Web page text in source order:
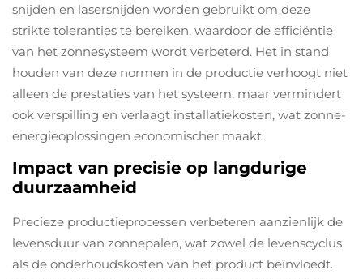
snijden en lasersnijden worden gebruikt om deze
strikte toleranties te bereiken, waardoor de efficiëntie
van het zonnesysteem wordt verbeterd. Het in stand
houden van deze normen in de productie verhoogt niet
alleen de prestaties van het systeem, maar vermindert
ook verspilling en verlaagt installatiekosten, wat zonne-
energieoplossingen economischer maakt.
Impact van precisie op langdurige
duurzaamheid
Precieze productieprocessen verbeteren aanzienlijk de
levensduur van zonnepalen, wat zowel de levenscyclus
als de onderhoudskosten van het product beïnvloedt.